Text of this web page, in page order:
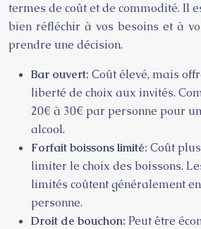
termes de coût et de commodité. Il
bien réfléchir à vos besoins et à
prendre une décision.
Bar ouvert: Coût élevé, mais
liberté de choix aux invités.
20€ à 30€ par personne pour
alcool.
Forfait boissons limité: Coût
limiter le choix des boissons.
limités coûtent généralement
personne.
Droit de bouchon: Peut être